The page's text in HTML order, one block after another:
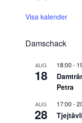
Visa kalender
Damschack
AUG
18
18:00 -
Petra
AUG
28
17:00 -